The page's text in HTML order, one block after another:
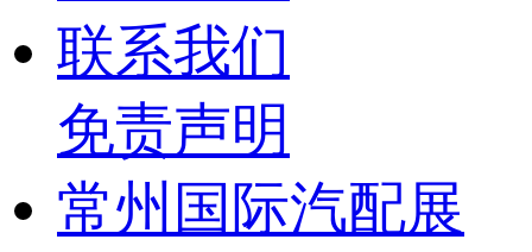
联系我们
免责声明
常州国际汽配展